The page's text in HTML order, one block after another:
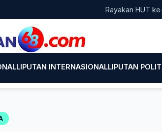
Rayakan HUT ke-25,
LIPUTAN INTERNASIONALLIPUTAN